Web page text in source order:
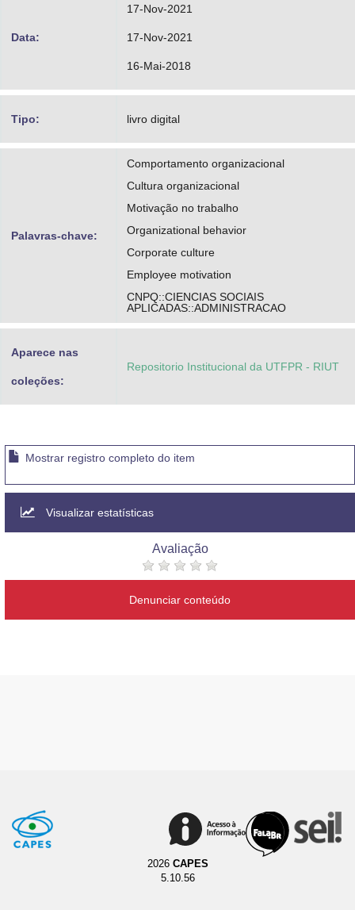
Data:
17-Nov-2021
17-Nov-2021
16-Mai-2018
Tipo: livro digital
Palavras-chave:
Comportamento organizacional
Cultura organizacional
Motivação no trabalho
Organizational behavior
Corporate culture
Employee motivation
CNPQ::CIENCIAS SOCIAIS
APLICADAS::ADMINISTRACAO
Aparece nas
coleções:
Repositorio Institucional da UTFPR - RIUT
Mostrar registro completo do item
Visualizar estatísticas
Avaliação
Denunciar conteúdo
2026 CAPES
5.10.56